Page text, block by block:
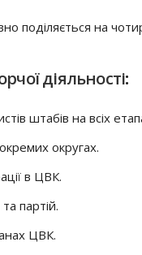
поділяється на
діяльності:
штабів на всіх
округах.
в ЦВК.
партій.
ЦВК.